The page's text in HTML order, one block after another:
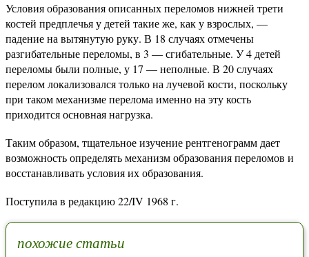
Условия образования описанных переломов нижней трети
костей предплечья у детей такие же, как у взрослых, —
падение на вытянутую руку. В 18 случаях отмечены
разгибательные переломы, в 3 — сгибательные. У 4 детей
переломы были полные, у 17 — неполные. В 20 случаях
перелом локализовался только на лучевой кости, поскольку
при таком механизме перелома именно на эту кость
приходится основная нагрузка.
Таким образом, тщательное изучение рентгенограмм дает
возможность определять механизм образования переломов и
восстанавливать условия их образования.
Поступила в редакцию 22/IV 1968 г.
похожие статьи